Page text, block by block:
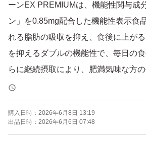
ーンEX PREMIUMは、機能性関与成
ン」を0.85mg配合した機能性表示食
れる脂肪の吸収を抑え、食後に上が
を抑えるダブルの機能性で、毎日の
らに継続摂取により、肥満気味な方
皮下脂肪・ウエスト周囲径・体重の減
めのBMIの改善に役立ちます。
【プレミアムならではの18種厳選サ
購入日時： 2026年6月8日 13:19
出品日時： 2026年6月6日 07:48